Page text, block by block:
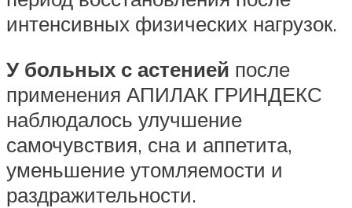
интенсивных физических нагрузок.
У больных с астенией после
применения АПИЛАК ГРИНДЕКС
наблюдалось улучшение
самочувствия, сна и аппетита,
уменьшение утомляемости и
раздражительности.